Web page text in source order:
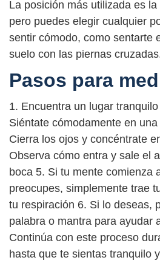
La posición más utilizada es
pero puedes elegir cualquier
sentir cómodo, como sentarte
suelo con las piernas
Pasos para
1. Encuentra un lugar
Siéntate cómodamente en
Cierra los ojos y concéntrate
Observa cómo entra y sale el
boca 5. Si tu mente comienza
preocupes, simplemente trae
tu respiración 6. Si lo deseas,
palabra o mantra para ayudar
Continúa con este proceso
hasta que te sientas tranquilo